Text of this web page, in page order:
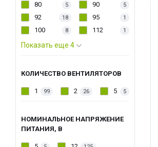
80 5 90 5
92 18 95 1
100 8 112 1
Показать еще 4
КОЛИЧЕСТВО ВЕНТИЛЯТОРОВ
1 99 2 26 5 5
НОМИНАЛЬНОЕ НАПРЯЖЕНИЕ
ПИТАНИЯ, В